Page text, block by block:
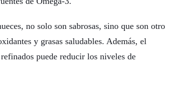
no solo son sabrosas, sino que son otro
y grasas saludables. Además, el
puede reducir los niveles de